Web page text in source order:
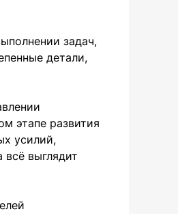
задач,
детали,
этапе развития
усилий,
выглядит